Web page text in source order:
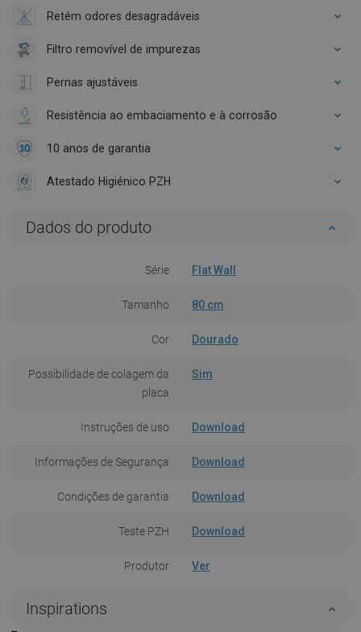
Retém odores desagradáveis
Filtro removível de impurezas
Pernas ajustáveis
Resistência ao embaciamento e à corrosão
10 anos de garantia
Atestado Higiénico PZH
Dados do produto
Série Flat Wall
Tamanho 80 cm
Cor Dourado
Possibilidade de colagem da
placa
Sim
Instruções de uso Download
Informações de Segurança Download
Condições de garantia Download
Teste PZH Download
Produtor Ver
Inspirations